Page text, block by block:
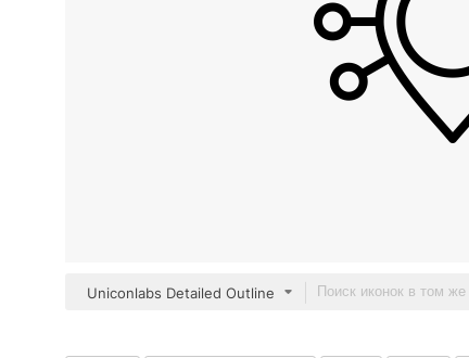
Uniconlabs Detailed Outline